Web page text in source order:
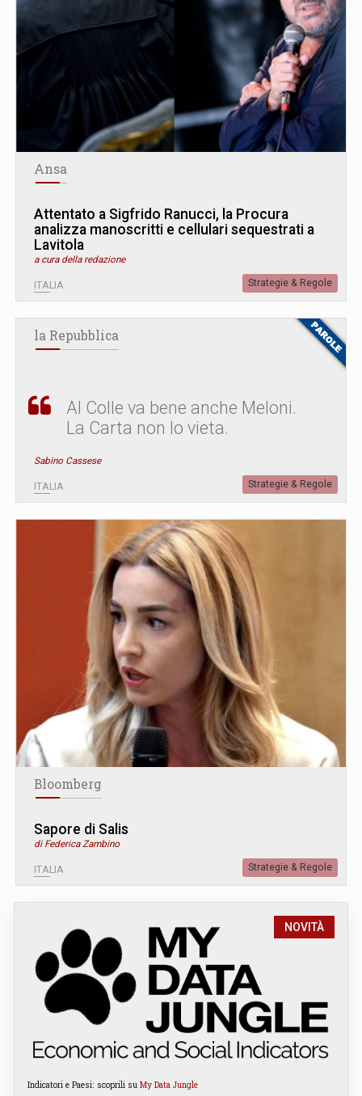
Ansa
Attentato a Sigfrido Ranucci, la Procura
analizza manoscritti e cellulari sequestrati a
Lavitola
a cura della redazione
ITALIA Strategie & Regole
la Repubblica
Al Colle va bene anche Meloni.
La Carta non lo vieta.
Sabino Cassese
ITALIA Strategie & Regole
Bloomberg
Sapore di Salis
di Federica Zambino
ITALIA Strategie & Regole
NOVITÀ
Indicatori e Paesi: scoprili su My Data Jungle